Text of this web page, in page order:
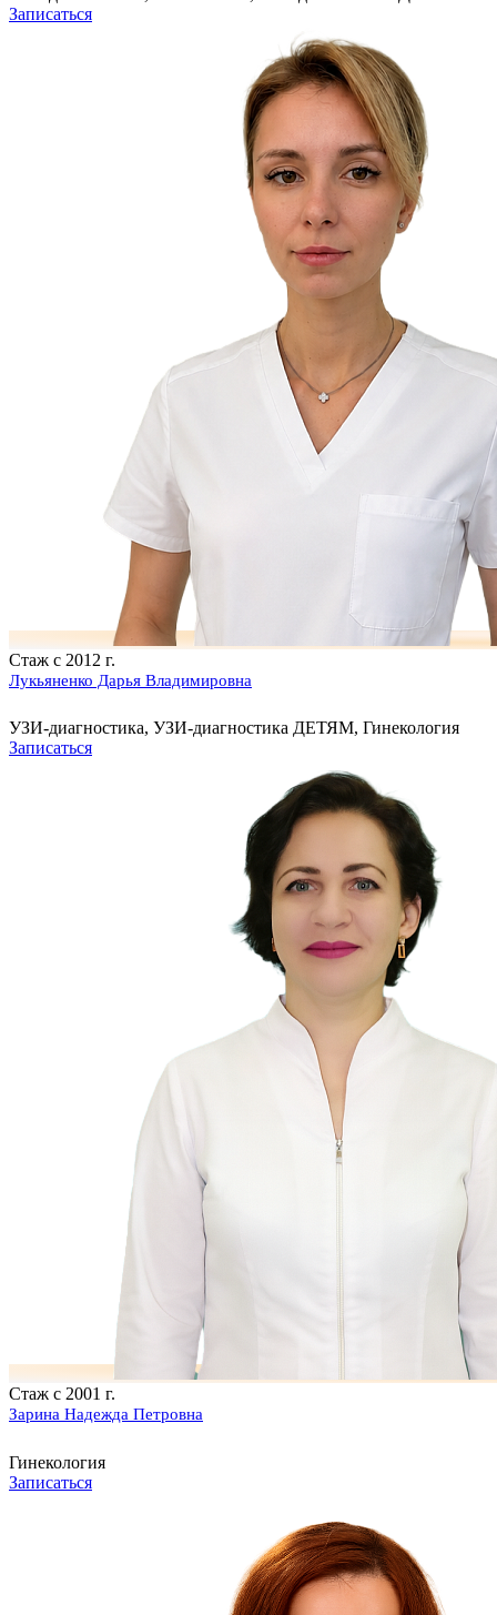
Записаться
Стаж с 2012 г.
Лукьяненко Дарья Владимировна
УЗИ-диагностика, УЗИ-диагностика ДЕТЯМ, Гинекология
Записаться
Стаж с 2001 г.
Зарина Надежда Петровна
Гинекология
Записаться